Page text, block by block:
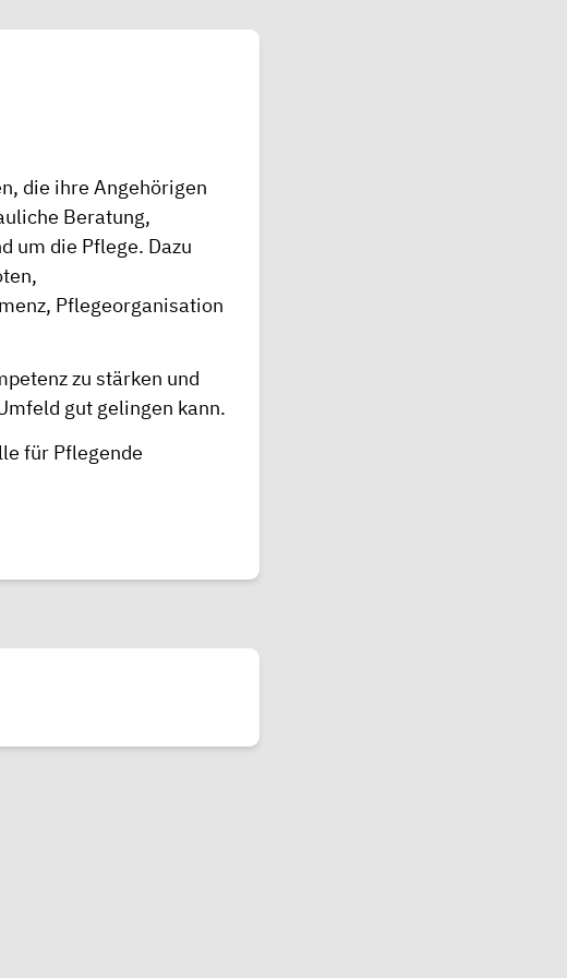
die ihre Angehörigen
Beratung,
um die Pflege. Dazu
Pflegeorganisation
zu stärken und
gut gelingen kann.
für Pflegende